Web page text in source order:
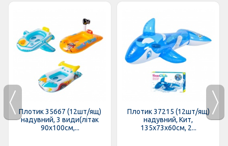
Плотик 35667 (12шт/ящ)
надувний, 3 види(літак
90х100см,...
Плотик 37215 (12шт/ящ)
надувний, Кит,
135х73х60см, 2...